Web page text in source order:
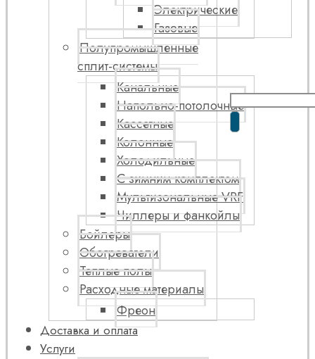
Электрические
Газовые
Полупромышленные
сплит-системы
Канальные
Напольно-потолочные
Кассетные
Колонные
Холодильные
С зимним комплектом
Мультизональные VRF
Чиллеры и фанкойлы
Бойлеры
Обогреватели
Теплые полы
Расходные материалы
Фреон
Доставка и оплата
Услуги